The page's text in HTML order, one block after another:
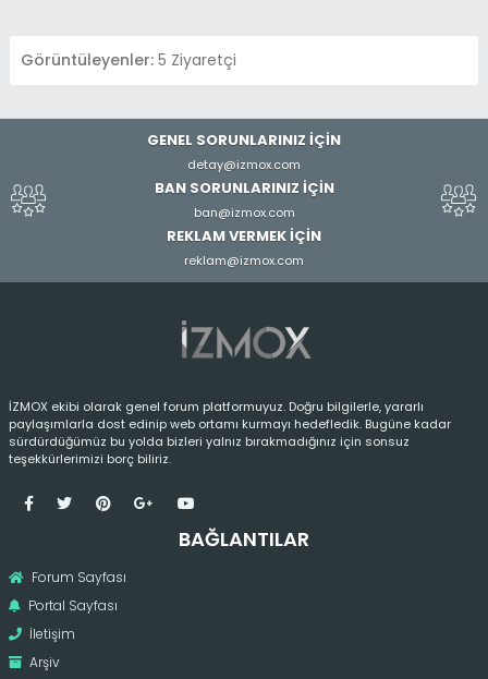
Görüntüleyenler: 5 Ziyaretçi
GENEL SORUNLARINIZ İÇİN
detay@izmox.com
BAN SORUNLARINIZ İÇİN
ban@izmox.com
REKLAM VERMEK İÇİN
reklam@izmox.com
İZMOX ekibi olarak genel forum platformuyuz. Doğru bilgilerle, yararlı
paylaşımlarla dost edinip web ortamı kurmayı hedefledik. Bugüne kadar
sürdürdüğümüz bu yolda bizleri yalnız bırakmadığınız için sonsuz
teşekkürlerimizi borç biliriz.
BAĞLANTILAR
Forum Sayfası
Portal Sayfası
İletişim
Arşiv